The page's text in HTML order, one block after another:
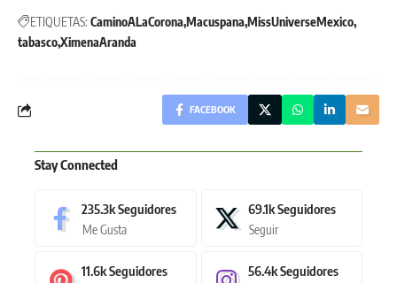
ETIQUETAS: CaminoALaCorona Macuspana MissUniverseMexico
tabascoXimenaAranda
FACEBOOK
Stay Connected
235.3kSeguidores
Me Gusta
69.1kSeguidores
Seguir
11.6kSeguidores 56.4kSeguidores